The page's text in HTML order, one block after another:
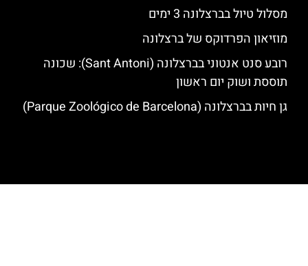
מסלול טיול בברצלונה 3 ימים
מוזיאון הפרדוקס של ברצלונה
רובע סנט אנטוני בברצלונה (Sant Antoni): שכונה
תוססת ושוק יום ראשון
גן חיות בברצלונה (Parque Zoológico de Barcelona)